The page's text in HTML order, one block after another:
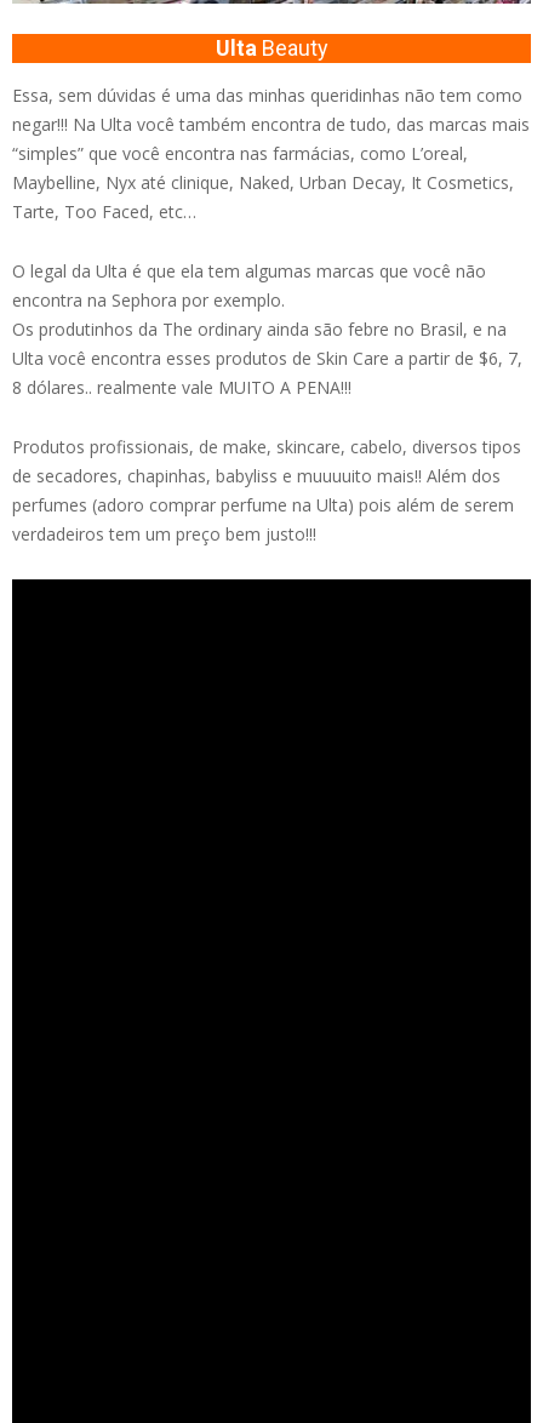
Ulta Beauty
Essa, sem dúvidas é uma das minhas queridinhas não tem como
negar!!! Na Ulta você também encontra de tudo, das marcas mais
“simples” que você encontra nas farmácias, como L’oreal,
Maybelline, Nyx até clinique, Naked, Urban Decay, It Cosmetics,
Tarte, Too Faced, etc…
O legal da Ulta é que ela tem algumas marcas que você não
encontra na Sephora por exemplo.
Os produtinhos da The ordinary ainda são febre no Brasil, e na
Ulta você encontra esses produtos de Skin Care a partir de $6, 7,
8 dólares.. realmente vale MUITO A PENA!!!
Produtos profissionais, de make, skincare, cabelo, diversos tipos
de secadores, chapinhas, babyliss e muuuuito mais!! Além dos
perfumes (adoro comprar perfume na Ulta) pois além de serem
verdadeiros tem um preço bem justo!!!